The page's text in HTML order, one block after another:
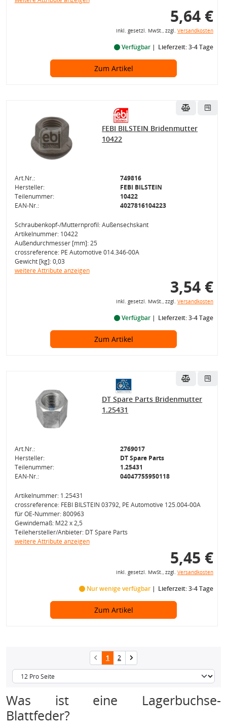
5,64 €
inkl. gesetzl. MwSt., zzgl. Versandkosten
Verfügbar Lieferzeit: 3-4 Tage
Zum Artikel
FEBI BILSTEIN Bridenmutter
10422
Art.Nr.:
749816
Hersteller:
FEBI BILSTEIN
Teilenummer:
10422
EAN-Nr.:
4027816104223
Schraubenkopf-/Mutternprofil: Außensechskant
Artikelnummer: 10422
Außendurchmesser [mm]: 25
crossreference: PE Automotive 014.346-00A
Gewicht [kg]: 0,03
weitere Attribute anzeigen
3,54 €
inkl. gesetzl. MwSt., zzgl. Versandkosten
Verfügbar Lieferzeit: 3-4 Tage
Zum Artikel
DT Spare Parts Bridenmutter
1.25431
Art.Nr.:
2769017
Hersteller:
DT Spare Parts
Teilenummer:
1.25431
EAN-Nr.:
04047755950118
Artikelnummer: 1.25431
crossreference: FEBI BILSTEIN 03792, PE Automotive 125.004-00A
für OE-Nummer: 800963
Gewindemaß: M22 x 2,5
Teilehersteller/Anbieter: DT Spare Parts
weitere Attribute anzeigen
5,45 €
inkl. gesetzl. MwSt., zzgl. Versandkosten
Nur wenige verfügbar Lieferzeit: 3-4 Tage
Zum Artikel
1 2
Was ist eine Lagerbuchse-
Blattfeder?